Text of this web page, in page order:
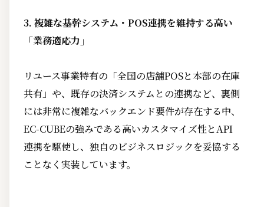
3. 複雑な基幹システム・POS連携を維持する高い
「業務適応力」
リユース事業特有の「全国の店舗POSと本部の在庫
共有」や、既存の決済システムとの連携など、裏側
には非常に複雑なバックエンド要件が存在する中、
EC-CUBEの強みである高いカスタマイズ性とAPI
連携を駆使し、独自のビジネスロジックを妥協する
ことなく実装しています。